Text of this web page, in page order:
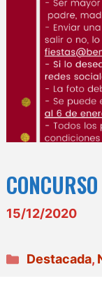
15/12/2020
Categorías
Destacada,